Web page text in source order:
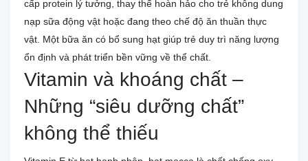
cấp protein lý tưởng, thay thế hoàn hảo cho trẻ không dung
nạp sữa động vật hoặc đang theo chế độ ăn thuần thực
vật. Một bữa ăn có bổ sung hạt giúp trẻ duy trì năng lượng
ổn định và phát triển bền vững về thể chất.
Vitamin và khoáng chất –
Những “siêu dưỡng chất”
không thể thiếu